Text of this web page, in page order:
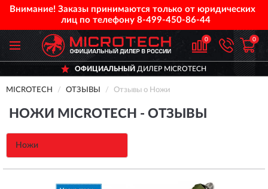
Внимание! Заказы принимаются только от юридических
лиц по телефону 8-499-450-86-44
0 0
ОФИЦИАЛЬНЫЙДИЛЕР MICROTECH
MICROTECH ОТЗЫВЫ Отзывы о Ножи
НОЖИ MICROTECH - ОТЗЫВЫ
Ножи